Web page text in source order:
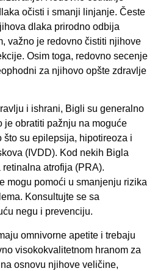
očisti i smanji linjanje. Česte
dlaka prirodno odbija
važno je redovno čistiti njihove
Osim toga, redovno secenje
za njihovo opšte zdravlje
i ishrani, Bigli su generalno
je obratiti pažnju na moguće
što su epilepsija, hipotireoza i
(IVDD). Kod nekih Bigla
atrofija (PRA).
mogu pomoći u smanjenju rizika
Konsultujte se sa
negu i prevenciju.
omnivorne apetite i trebaju
visokokvalitetnom hranom za
osnovu njihove veličine,